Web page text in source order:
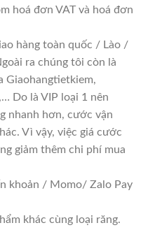
hoá đơn VAT và hoá đơn
hàng toàn quốc / Lào /
ra chúng tôi còn là
Giaohangtietkiem,
Do là VIP loại 1 nên
nhanh hơn, cước vận
Vì vậy, việc giá cước
giảm thêm chi phí mua
khoản / Momo/ Zalo Pay
khác cùng loại răng.